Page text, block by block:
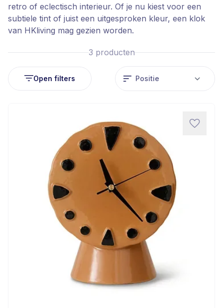
retro of eclectisch interieur. Of je nu kiest voor een
subtiele tint of juist een uitgesproken kleur, een klok
van HKliving mag gezien worden.
3 producten
Open filters